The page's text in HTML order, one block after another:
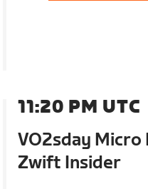
11:20 PM UTC
VO2sday Micro
Zwift Insider